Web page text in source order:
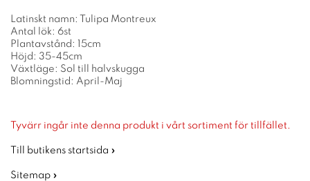
Latinskt namn: Tulipa Montreux
Antal lök: 6st
Plantavstånd: 15cm
Höjd: 35-45cm
Växtläge: Sol till halvskugga
Blomningstid: April-Maj
Tyvärr ingår inte denna produkt i vårt sortiment för tillfället.
Till butikens startsida »
Sitemap »